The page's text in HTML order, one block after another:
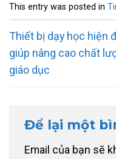
This entry was posted in
Thiết bị dạy học hiện
giúp nâng cao chất
giáo dục
Để lại một
Email của bạn sẽ